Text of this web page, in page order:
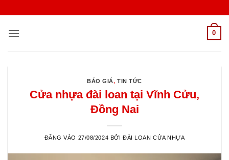
nội
0
BÁO GIÁ,TIN TỨC
Cửa nhựa đài loan tại Vĩnh Cửu,
Đồng Nai
ĐĂNG VÀO 27/08/2024 BỞI ĐÀI LOAN CỬA NHỰA